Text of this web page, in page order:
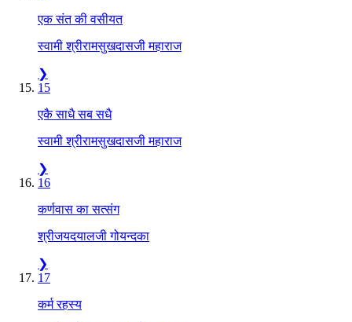
एक संत की वसीयत
स्वामी श्रीरामसुखदासजी महाराज
❯
15
एकै साधै सब सधै
स्वामी श्रीरामसुखदासजी महाराज
❯
16
कर्णवास का सत्संग
श्रीजयदयालजी गोयन्दका
❯
17
कर्म रहस्य